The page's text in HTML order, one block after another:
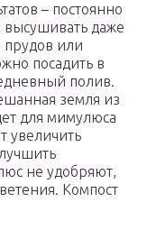
– постоянно
высушивать даже
прудов или
посадить в
полив.
земля из
для мимулюса
увеличить
не удобряют,
Компост